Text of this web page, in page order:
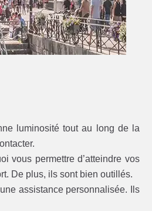
luminosité tout au long de la
vous permettre d’atteindre vos
De plus, ils sont bien outillés.
assistance personnalisée. Ils